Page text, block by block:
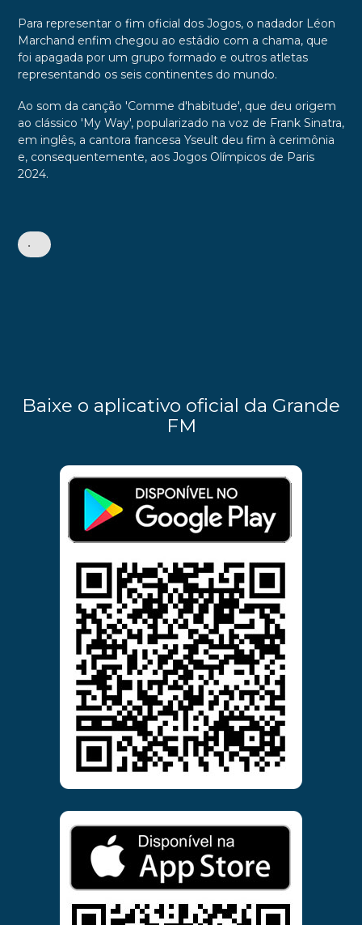
Para representar o fim oficial dos Jogos, o nadador Léon
Marchand enfim chegou ao estádio com a chama, que
foi apagada por um grupo formado e outros atletas
representando os seis continentes do mundo.
Ao som da canção 'Comme d'habitude', que deu origem
ao clássico 'My Way', popularizado na voz de Frank Sinatra,
em inglês, a cantora francesa Yseult deu fim à cerimônia
e, consequentemente, aos Jogos Olímpicos de Paris
2024.
•
Baixe o aplicativo oficial da Grande
FM